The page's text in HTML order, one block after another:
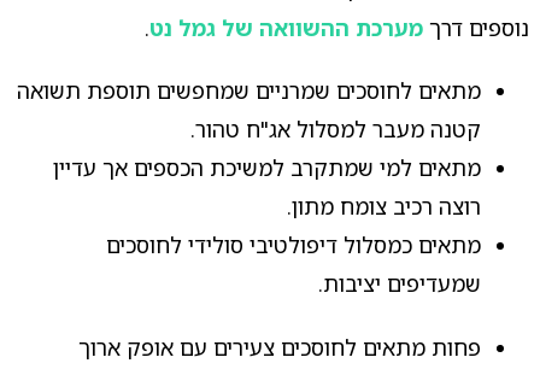
נוספים דרך מערכת ההשוואה של גמל נט.
מתאים לחוסכים שמרניים שמחפשים תוספת תשואה
קטנה מעבר למסלול אג"ח טהור.
מתאים למי שמתקרב למשיכת הכספים אך עדיין
רוצה רכיב צומח מתון.
מתאים כמסלול דיפולטיבי סולידי לחוסכים
שמעדיפים יציבות.
פחות מתאים לחוסכים צעירים עם אופק ארוך